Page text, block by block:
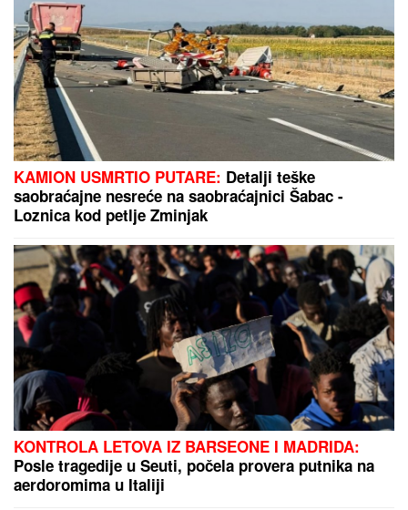
KAMION USMRTIO PUTARE: Detalji teške
saobraćajne nesreće na saobraćajnici Šabac -
Loznica kod petlje Zminjak
KONTROLA LETOVA IZ BARSEONE I MADRIDA:
Posle tragedije u Seuti, počela provera putnika na
aerdoromima u Italiji